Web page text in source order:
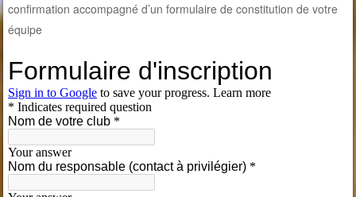
confirmation accompagné d’un formulaire de constitution de votre
équipe